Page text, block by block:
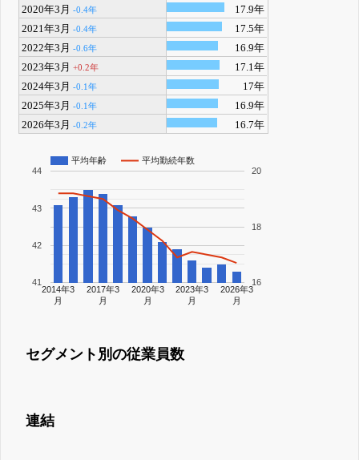
2020年3月-0.4年
17.9年
2021年3月-0.4年
17.5年
2022年3月-0.6年
16.9年
2023年3月+0.2年
17.1年
2024年3月-0.1年
17年
2025年3月-0.1年
16.9年
2026年3月-0.2年 16.7年
平均年齢 平均勤続年数
2014年3
月
2017年3
月
2020年3
月
2023年3
月
2026年3
月
41
42
43
44
16
18
20
セグメント別の従業員数
連結